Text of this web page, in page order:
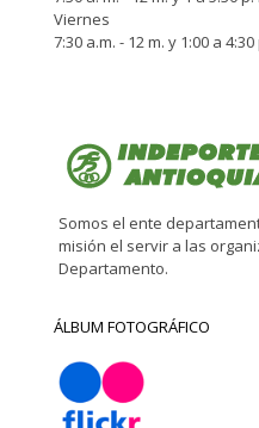
Viernes
7:30 a.m. - 12 m. y 1:00 a 4:30
Somos el ente
misión el servir a las
Departamento.
ÁLBUM FOTOGRÁFICO